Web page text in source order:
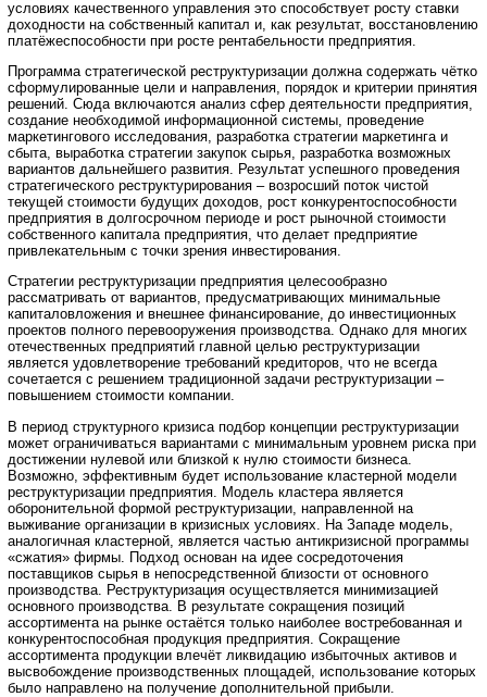
условиях качественного управления это способствует росту ставки
доходности на собственный капитал и, как результат, восстановлению
платёжеспособности при росте рентабельности предприятия.
Программа стратегической реструктуризации должна содержать чётко
сформулированные цели и направления, порядок и критерии принятия
решений. Сюда включаются анализ сфер деятельности предприятия,
создание необходимой информационной системы, проведение
маркетингового исследования, разработка стратегии маркетинга и
сбыта, выработка стратегии закупок сырья, разработка возможных
вариантов дальнейшего развития. Результат успешного проведения
стратегического реструктурирования – возросший поток чистой
текущей стоимости будущих доходов, рост конкурентоспособности
предприятия в долгосрочном периоде и рост рыночной стоимости
собственного капитала предприятия, что делает предприятие
привлекательным с точки зрения инвестирования.
Стратегии реструктуризации предприятия целесообразно
рассматривать от вариантов, предусматривающих минимальные
капиталовложения и внешнее финансирование, до инвестиционных
проектов полного перевооружения производства. Однако для многих
отечественных предприятий главной целью реструктуризации
является удовлетворение требований кредиторов, что не всегда
сочетается с решением традиционной задачи реструктуризации –
повышением стоимости компании.
В период структурного кризиса подбор концепции реструктуризации
может ограничиваться вариантами с минимальным уровнем риска при
достижении нулевой или близкой к нулю стоимости бизнеса.
Возможно, эффективным будет использование кластерной модели
реструктуризации предприятия. Модель кластера является
оборонительной формой реструктуризации, направленной на
выживание организации в кризисных условиях. На Западе модель,
аналогичная кластерной, является частью антикризисной программы
«сжатия» фирмы. Подход основан на идее сосредоточения
поставщиков сырья в непосредственной близости от основного
производства. Реструктуризация осуществляется минимизацией
основного производства. В результате сокращения позиций
ассортимента на рынке остаётся только наиболее востребованная и
конкурентоспособная продукция предприятия. Сокращение
ассортимента продукции влечёт ликвидацию избыточных активов и
высвобождение производственных площадей, использование которых
было направлено на получение дополнительной прибыли.